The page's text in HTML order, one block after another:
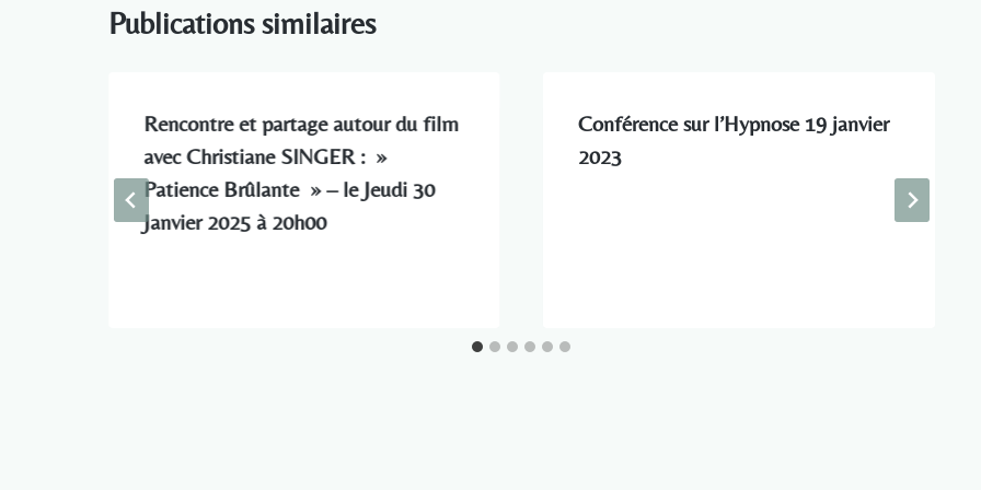
Publications similaires
Rencontre et partage autour du film
avec Christiane SINGER : »
Patience Brûlante » – le Jeudi 30
Janvier 2025 à 20h00
Conférence sur l’Hypnose 19 janvier
2023